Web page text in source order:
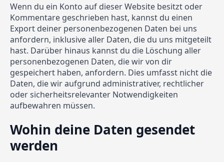
Wenn du ein Konto auf dieser Website besitzt oder
Kommentare geschrieben hast, kannst du einen
Export deiner personenbezogenen Daten bei uns
anfordern, inklusive aller Daten, die du uns mitgeteilt
hast. Darüber hinaus kannst du die Löschung aller
personenbezogenen Daten, die wir von dir
gespeichert haben, anfordern. Dies umfasst nicht die
Daten, die wir aufgrund administrativer, rechtlicher
oder sicherheitsrelevanter Notwendigkeiten
aufbewahren müssen.
Wohin deine Daten gesendet
werden